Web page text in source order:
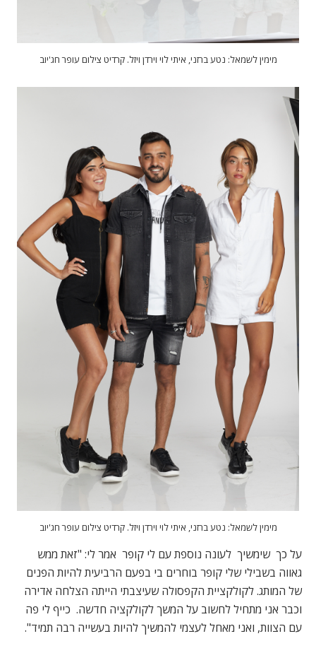
מימין לשמאל: נטע ברזני, איתי לוי וירדן ויזל. קרדיט צילום עופר חג'יוב
מימין לשמאל: נטע ברזני, איתי לוי וירדן ויזל. קרדיט צילום עופר חג'יוב
על כך שימשיך לעונה נוספת עם לי קופר אמר לי: "זאת ממש
גאווה בשבילי שלי קופר בוחרים בי בפעם הרביעית להיות הפנים
של המותג. לקולקציית הקפסולה שעיצבתי הייתה הצלחה אדירה
וכבר אני מתחיל לחשוב על המשך לקולקציה חדשה. כייף לי פה
עם הצוות, ואני מאחל לעצמי להמשיך להיות בעשייה רבה תמיד".